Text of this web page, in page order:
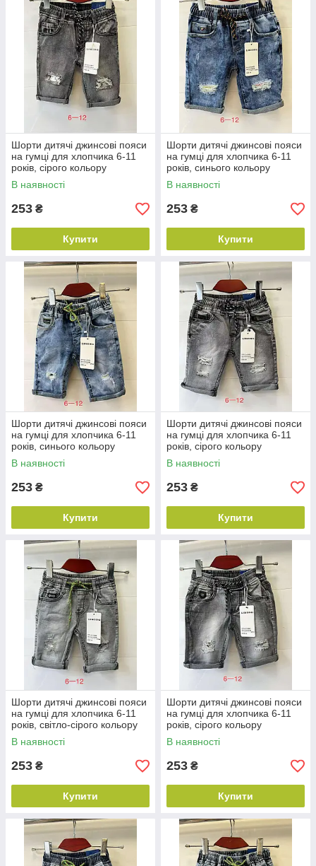
Шорти дитячі джинсові пояси
на гумці для хлопчика 6-11
років, сірого кольору
В наявності
253 ₴
Купити
Шорти дитячі джинсові пояси
на гумці для хлопчика 6-11
років, синього кольору
В наявності
253 ₴
Купити
Шорти дитячі джинсові пояси
на гумці для хлопчика 6-11
років, синього кольору
В наявності
253 ₴
Купити
Шорти дитячі джинсові пояси
на гумці для хлопчика 6-11
років, сірого кольору
В наявності
253 ₴
Купити
Шорти дитячі джинсові пояси
на гумці для хлопчика 6-11
років, світло-сірого кольору
В наявності
253 ₴
Купити
Шорти дитячі джинсові пояси
на гумці для хлопчика 6-11
років, сірого кольору
В наявності
253 ₴
Купити